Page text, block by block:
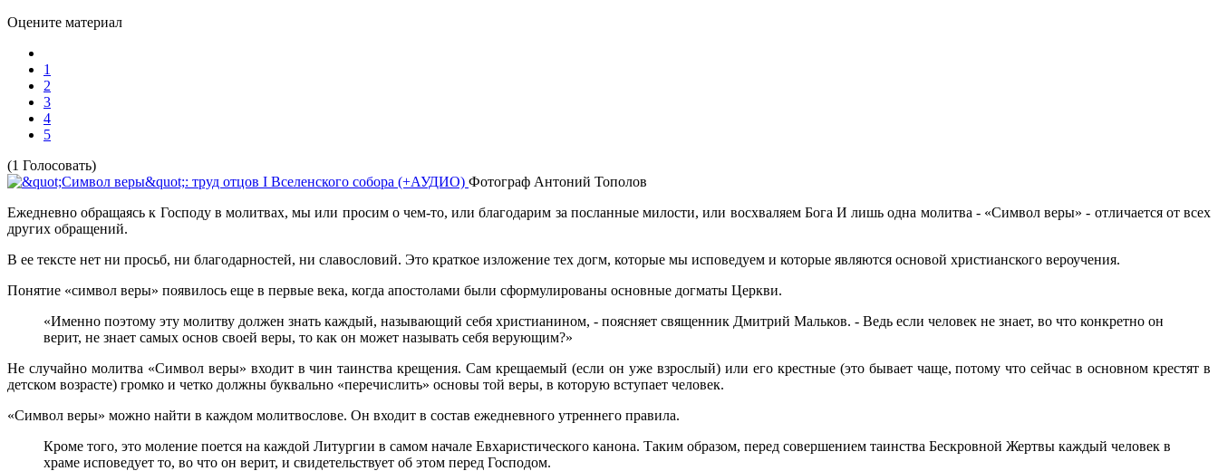
Оцените материал
1
2
3
4
5
(1 Голосовать)
Фотограф Антоний Тополов
Ежедневно обращаясь к Господу в молитвах, мы или просим о чем-то, или благодарим за посланные милости, или восхваляем Бога И лишь одна молитва - «Символ веры» - отличается от всех
других обращений.
В ее тексте нет ни просьб, ни благодарностей, ни славословий. Это краткое изложение тех догм, которые мы исповедуем и которые являются основой христианского вероучения.
Понятие «символ веры» появилось еще в первые века, когда апостолами были сформулированы основные догматы Церкви.
«Именно поэтому эту молитву должен знать каждый, называющий себя христианином, - поясняет священник Дмитрий Мальков. - Ведь если человек не знает, во что конкретно он
верит, не знает самых основ своей веры, то как он может называть себя верующим?»
Не случайно молитва «Символ веры» входит в чин таинства крещения. Сам крещаемый (если он уже взрослый) или его крестные (это бывает чаще, потому что сейчас в основном крестят в
детском возрасте) громко и четко должны буквально «перечислить» основы той веры, в которую вступает человек.
«Символ веры» можно найти в каждом молитвослове. Он входит в состав ежедневного утреннего правила.
Кроме того, это моление поется на каждой Литургии в самом начале Евхаристического канона. Таким образом, перед совершением таинства Бескровной Жертвы каждый человек в
храме исповедует то, во что он верит, и свидетельствует об этом перед Господом.